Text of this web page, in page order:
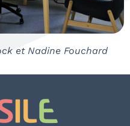
et Nadine Fouchard